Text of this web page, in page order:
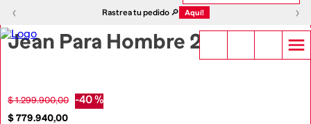
‹ Rastrea tu pedido 🔎 Aquí! ›
‹ ›
Jean Para Hombre 2021
$ 1.299.900,00 -40 %
$779.940,00